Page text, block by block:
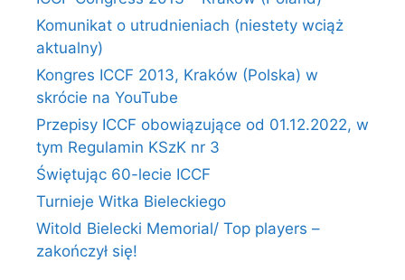
Komunikat o utrudnieniach (niestety wciąż
aktualny)
Kongres ICCF 2013, Kraków (Polska) w
skrócie na YouTube
Przepisy ICCF obowiązujące od 01.12.2022, w
tym Regulamin KSzK nr 3
Świętując 60-lecie ICCF
Turnieje Witka Bieleckiego
Witold Bielecki Memorial/ Top players –
zakończył się!